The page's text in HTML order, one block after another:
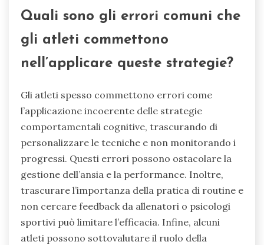
Quali sono gli errori comuni che
gli atleti commettono
nell’applicare queste strategie?
Gli atleti spesso commettono errori come
l’applicazione incoerente delle strategie
comportamentali cognitive, trascurando di
personalizzare le tecniche e non monitorando i
progressi. Questi errori possono ostacolare la
gestione dell’ansia e la performance. Inoltre,
trascurare l’importanza della pratica di routine e
non cercare feedback da allenatori o psicologi
sportivi può limitare l’efficacia. Infine, alcuni
atleti possono sottovalutare il ruolo della